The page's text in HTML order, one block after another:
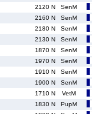
2120 N
SenM
2160 N
SenM
2180 N
SenM
2130 N
SenM
1870 N
SenM
1970 N
SenM
1910 N
SenM
1900 N
SenM
1710 N
VetM
1830 N
PupM